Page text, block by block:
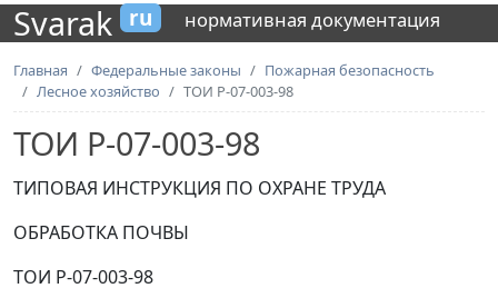
Svarak ru нормативная документация
Главная Федеральные законы
Пожарная безопасность
Лесное хозяйство
ТОИ Р-07-003-98
ТОИ Р-07-003-98
ТИПОВАЯ ИНСТРУКЦИЯ ПО ОХРАНЕ ТРУДА
ОБРАБОТКА ПОЧВЫ
ТОИ Р-07-003-98